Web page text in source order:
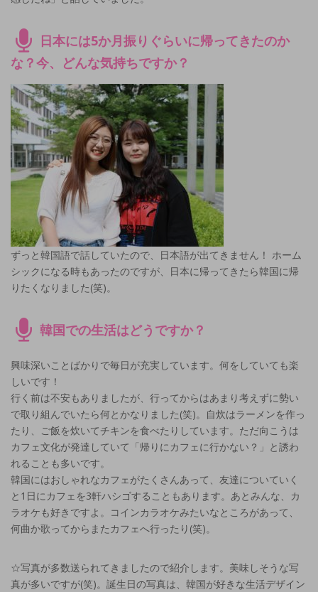
日本には5か月振りぐらいに帰ってきたのか
な？今、どんな気持ちですか？
ずっと韓国語で話していたので、日本語が出てきません！ ホーム
シックになる時もあったのですが、日本に帰ってきたら韓国に帰
りたくなりました(笑)。
韓国での生活はどうですか？
興味深いことばかりで毎日が充実しています。何をしていても楽
しいです！
行く前は不安もありましたが、行ってからはあまり考えずに勢い
で取り組んでいたら何とかなりました(笑)。自炊はラーメンを作っ
たり、ご飯を炊いてチキンを食べたりしています。ただ向こうは
カフェ文化が発達していて「帰りにカフェに行かない？」と誘わ
れることも多いです。
韓国にはおしゃれなカフェがたくさんあって、友達についていく
と1日にカフェを3軒ハシゴすることもあります。あとみんな、カ
ラオケも好きですよ。コインカラオケみたいなところがあって、
何曲か歌ってからまたカフェへ行ったり(笑)。
☆写真が多数送られてきましたので紹介します。美味しそうな写
真が多いですが(笑)。誕生日の写真は、韓国が好きな生活デザイン